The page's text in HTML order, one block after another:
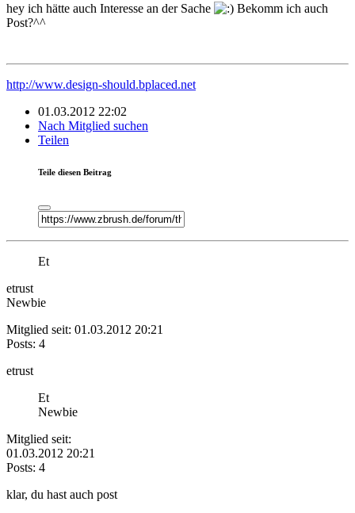
hey ich hätte auch Interesse an der Sache
Bekomm ich auch
Post?^^
http://www.design-should.bplaced.net
01.03.2012 22:02
Nach Mitglied suchen
Teilen
Teile diesen Beitrag
Et
etrust
Newbie
Mitglied seit: 01.03.2012 20:21
Posts: 4
etrust
Et
Newbie
Mitglied seit:
01.03.2012 20:21
Posts: 4
klar, du hast auch post